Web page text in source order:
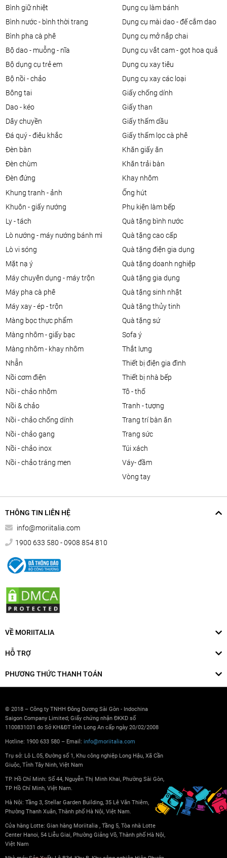
bình giữ nhiệt
bình nước - bình thời trang
bình pha cà phê
bộ dao - muỗng - nĩa
bộ dụng cụ trẻ em
bộ nồi - chảo
bông tai
dao - kéo
dây chuyền
đá quý - điêu khắc
đèn bàn
đèn chùm
đèn đứng
dụng cụ làm bánh
dụng cụ mài dao - đế cắm dao
dụng cụ mở nắp chai
dụng cụ vắt cam - gọt hoa quả
dụng cụ xay tiêu
dụng cụ xay các loại
giấy chống dính
giấy than
giấy thấm dầu
giấy thấm lọc cà phê
khăn giấy ăn
khăn trải bàn
khay nhôm
khung tranh - ảnh
khuôn - giấy nướng
ly - tách
lò nướng - máy nướng bánh mì
lò vi sóng
mặt nạ ý
máy chuyên dụng - máy trộn
máy pha cà phê
máy xay - ép - trộn
màng bọc thực phẩm
màng nhôm - giấy bạc
màng nhôm - khay nhôm
nhẫn
nồi cơm điện
nồi - chảo nhôm
nồi & chảo
nồi - chảo chống dính
nồi - chảo gang
nồi - chảo inox
nồi - chảo tráng men
ống hút
phụ kiện làm bếp
quà tặng bình nước
quà tặng cao cấp
quà tặng điện gia dụng
quà tặng doanh nghiệp
quà tặng gia dụng
quà tặng sinh nhật
quà tặng thủy tinh
quà tặng sứ
sofa ý
thắt lưng
thiết bị điện gia đình
thiết bị nhà bếp
tô - thố
tranh - tượng
trang trí bàn ăn
trang sức
túi xách
váy- đầm
vòng tay
THÔNG TIN LIÊN HỆ
info@moriitalia.com
1900 633 580 - 0908 854 810
VỀ MORIITALIA
HỖ TRỢ
PHƯƠNG THỨC THANH TOÁN
© 2018 – Công ty TNHH Đông Dương Sài Gòn - Indochina
Saigon Company Limited; Giấy chứng nhận ĐKKD số
1100831031 do Sở KH&ĐT tỉnh Long An cấp ngày 20/02/2008
Hotline: 1900 633 580 – Email: info@moriitalia.com
Trụ sở: Lô L.05, Đường số 1, Khu công nghiệp Long Hậu, Xã Cần
Giuộc, Tỉnh Tây Ninh, Việt Nam
TP. Hồ Chí Minh: Số 44, Nguyễn Thị Minh Khai, Phường Sài Gòn,
TP Hồ Chí Minh, Việt Nam.
Hà Nội: Tầng 3, Stellar Garden Building, 35 Lê Văn Thiêm,
Phường Thanh Xuân, Thành phố Hà Nội, Việt Nam.
Cửa hàng Lotte: Gian hàng Moriitalia , Tầng 5, Tòa nhà Lotte
Center Hanoi, 54 Liễu Giai, Phường Giảng Võ, Thành phố Hà Nội,
Việt Nam